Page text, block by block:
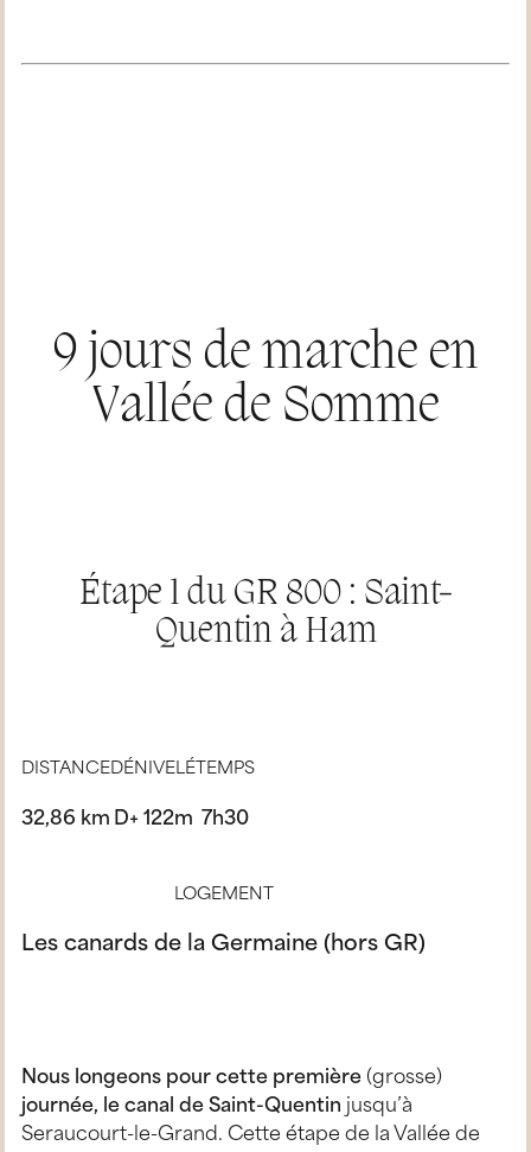
9 jours de marche en
Vallée de Somme
Étape 1 du GR 800 : Saint-
Quentin à Ham
DISTANCE
32,86 km
DÉNIVELÉ
D+ 122m
TEMPS
7h30
LOGEMENT
Les canards de la Germaine (hors GR)
Nous longeons pour cette première (grosse)
journée, le canal de Saint-Quentin jusqu’à
Seraucourt-le-Grand. Cette étape de la Vallée de